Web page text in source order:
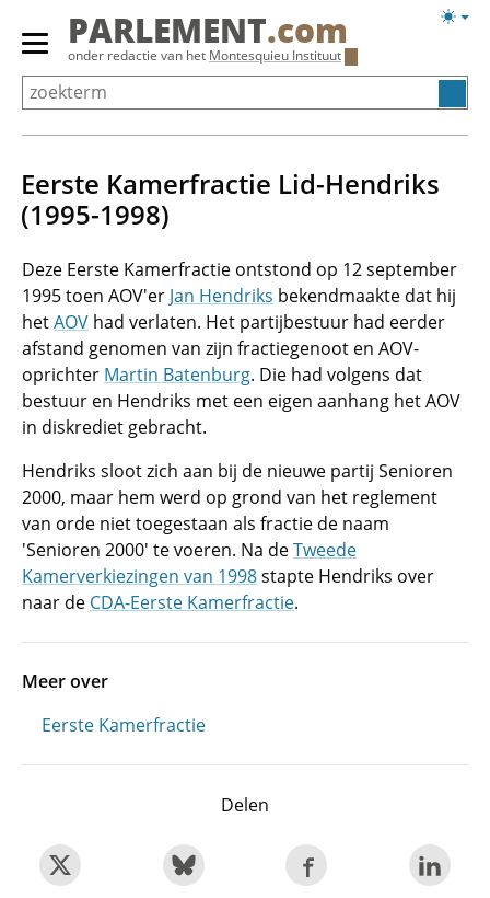
Overslaan
Primair
menu
tonen/verbergen
PARLEMENT.com
onder redactie van het Montesquieu Instituut
Eerste Kamerfractie Lid-Hendriks
(1995-1998)
Deze Eerste Kamerfractie ontstond op 12 september
1995 toen AOV'er Jan Hendriks bekendmaakte dat hij
hetAOV had verlaten. Het partijbestuur had eerder
afstand genomen van zijn fractiegenoot en AOV-
oprichter Martin Batenburg. Die had volgens dat
bestuur en Hendriks met een eigen aanhang het AOV
in diskrediet gebracht.
Hendriks sloot zich aan bij de nieuwe partij Senioren
2000, maar hem werd op grond van het reglement
van orde niet toegestaan als fractie de naam
'Senioren 2000' te voeren. Na deTweede
Kamerverkiezingen van 1998stapte Hendriks over
naar de CDA-Eerste Kamerfractie.
Meer over
Eerste Kamerfractie
Delen